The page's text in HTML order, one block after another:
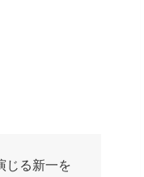
じる新一を